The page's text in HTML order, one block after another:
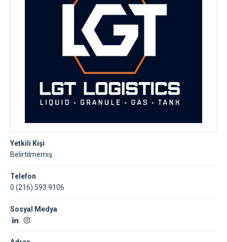
Yetkili Kişi
Belirtilmemiş
Telefon
0 (216) 593 9106
Sosyal Medya